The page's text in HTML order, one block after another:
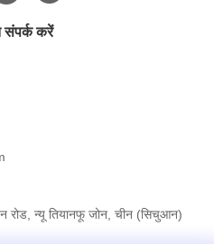
संपर्क करें
रोड, न्यू तियानफू जोन, चीन (सिचुआन)